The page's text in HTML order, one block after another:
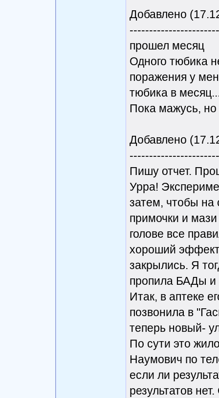
Добавлено
прошел месяц
Одного тюбика
поражения у
тюбика в
Пока мажусь,
Добавлено
Пишу отчет.
Урра!
затем, чтобы на
примочки и
голове все
хороший
закрылись. Я
пропила БАДы и
Итак, в аптеке
позвонила в
теперь новый-
По сути это
Наумович по
если ли
результатов